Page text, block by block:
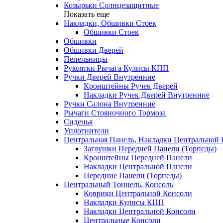
Козырьки Солнцезащитные
Показать еще
Накладки, Обшивки Стоек
Обшивки Стоек
Обшивки
Обшивки Дверей
Пепельницы
Рукоятки Рычага Кулисы КПП
Ручки Дверей Внутренние
Кронштейны Ручек Дверей
Накладки Ручек Дверей Внутренние
Ручки Салона Внутренние
Рычаги Стояночного Тормоза
Сиденья
Уплотнители
Центральная Панель, Накладки Центральной
Заглушки Передней Панели (Торпеды)
Кронштейны Передней Панели
Накладки Центральной Панели
Передние Панели (Торпеды)
Центральный Тоннель, Консоль
Коврики Центральной Консоли
Накладки Кулисы КПП
Накладки Центральной Консоли
Центральные Консоли